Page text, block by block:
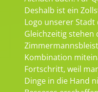
Deshalb ist ein
Logo unserer Stadt
Gleichzeitig
Kombination
Fortschritt, weil
Dinge in die Hand